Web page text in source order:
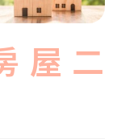
屋二